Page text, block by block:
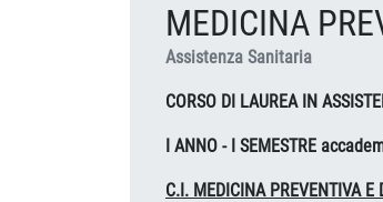
MEDICINA
Assistenza Sanitaria
CORSO DI LAUREA IN
I ANNO - I SEMESTRE
C.I. MEDICINA PREVENTIVA E